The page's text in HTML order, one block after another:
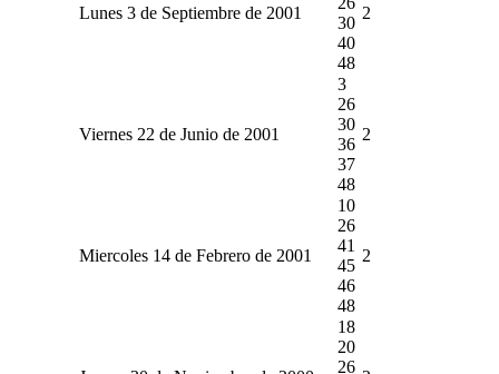
Lunes 3 de Septiembre de 2001
30
40
48
2
Viernes 22 de Junio de 2001
3
26
30
36
37
48
2
Miercoles 14 de Febrero de 2001
10
26
41
45
46
48
2
18
20
26